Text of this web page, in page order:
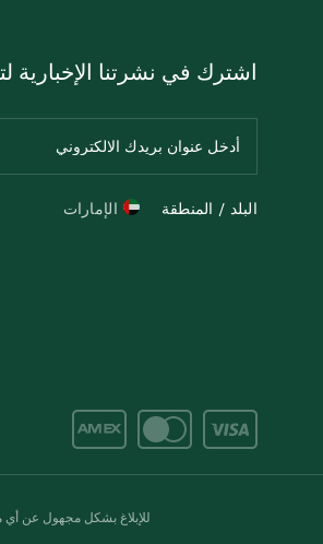
اشترك في نشرتنا الإخبارية
البلد / المنطقة الإمارات
للإبلاغ بشكل مجهول عن أي